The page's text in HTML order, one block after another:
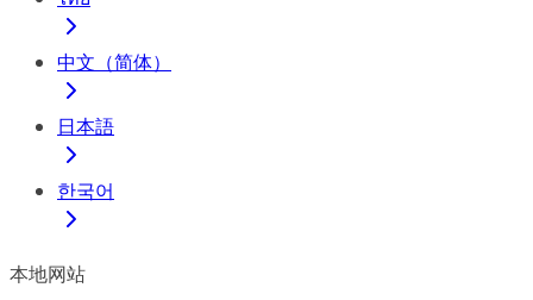
中文（简体）
日本語
한국어
本地网站